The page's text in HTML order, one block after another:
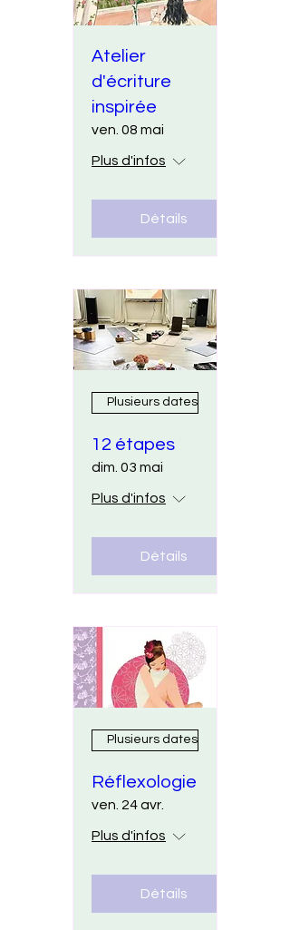
Atelier
d'écriture
inspirée
ven. 08 mai
Plus d'infos
Détails
Plusieurs dates
12 étapes
dim. 03 mai
Plus d'infos
Détails
Plusieurs dates
Réflexologie
ven. 24 avr.
Plus d'infos
Détails